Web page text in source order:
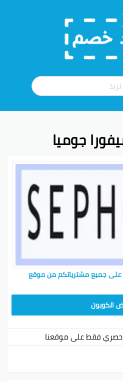
جوميا
2026 شغال على جميع مشترياتكم من موقع
الكوبون
حصري فقط على موقعنا